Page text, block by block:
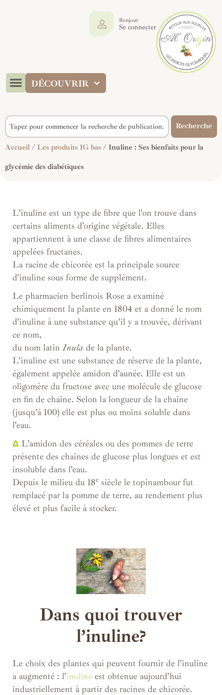
DÉCOUVRIR
Bonjour
Se connecter
Recherche
Accueil / Les produits IG bas / Inuline : Ses bienfaits pour la
glycémie des diabétiques
L’inuline est un type de fibre que l’on trouve dans
certains aliments d’origine végétale. Elles
appartiennent à une classe de fibres alimentaires
appelées fructanes.
La racine de chicorée est la principale source
d’inuline sous forme de supplément.
Le pharmacien berlinois Rose a examiné
chimiquement la plante en 1804 et a donné le nom
d’inuline à une substance qu’il y a trouvée, dérivant
ce nom,
du nom latinInula de la plante.
L’inuline est une substance de réserve de la plante,
également appelée amidon d’aunée. Elle est un
oligomère du fructose avec une molécule de glucose
en fin de chaîne. Selon la longueur de la chaîne
(jusqu’á 100) elle est plus ou moins soluble dans
l’eau.
Δ L’amidon des céréales ou des pommes de terre
présente des chaînes de glucose plus longues et est
insoluble dans l’eau.
Depuis le milieu du 18e siècle le topinambour fut
remplacé par la pomme de terre, au rendement plus
élevé et plus facile à stocker.
Dans quoi trouver
l’inuline?
Le choix des plantes qui peuvent fournir de l’inuline
a augmenté : l’inuline est obtenue aujourd’hui
industriellement à partir des racines de chicorée.